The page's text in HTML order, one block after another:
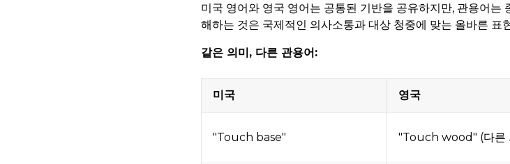
미국 영어와 영국 영어는 공통된 기반을 공유하지만, 관용어는
해하는 것은 국제적인 의사소통과 대상 청중에 맞는 올바른 표
같은 의미, 다른 관용어:
미국 영국
"Touch base" "Touch wood" (다른